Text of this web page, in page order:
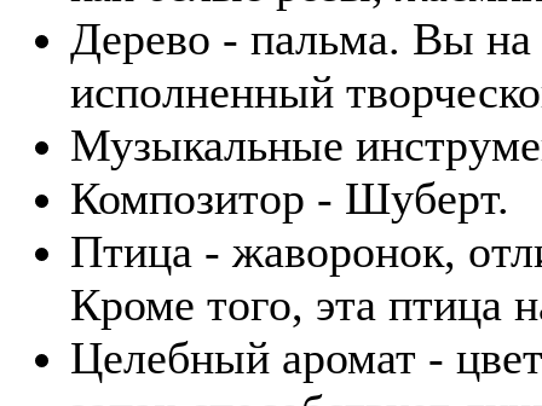
Дерево - пальма. Вы на
исполненный
Музыкальные
Композитор - Шуберт.
Птица - жаворонок,
Кроме того, эта птица
Целебный аромат -